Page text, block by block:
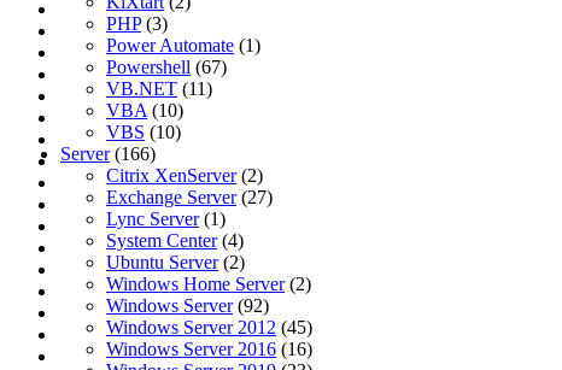
PHP(3)
Power Automate (1)
Powershell (67)
VB.NET (11)
VBA (10)
VBS (10)
Server(166)
Citrix XenServer(2)
Exchange Server(27)
Lync Server(1)
System Center(4)
Ubuntu Server(2)
Windows Home Server(2)
Windows Server(92)
Windows Server 2012 (45)
Windows Server 2016 (16)